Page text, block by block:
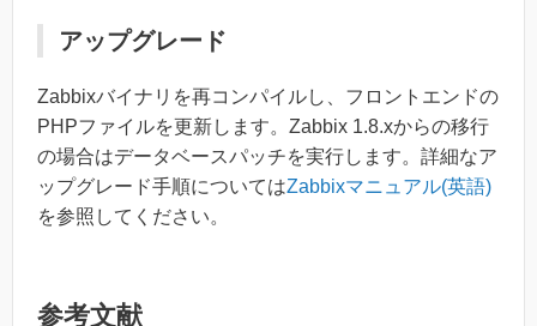
アップグレード
Zabbixバイナリを再コンパイルし、フロントエンドの
PHPファイルを更新します。Zabbix 1.8.xからの移行
の場合はデータベースパッチを実行します。詳細なア
ップグレード手順についてはZabbixマニュアル(英語)
を参照してください。
参考文献